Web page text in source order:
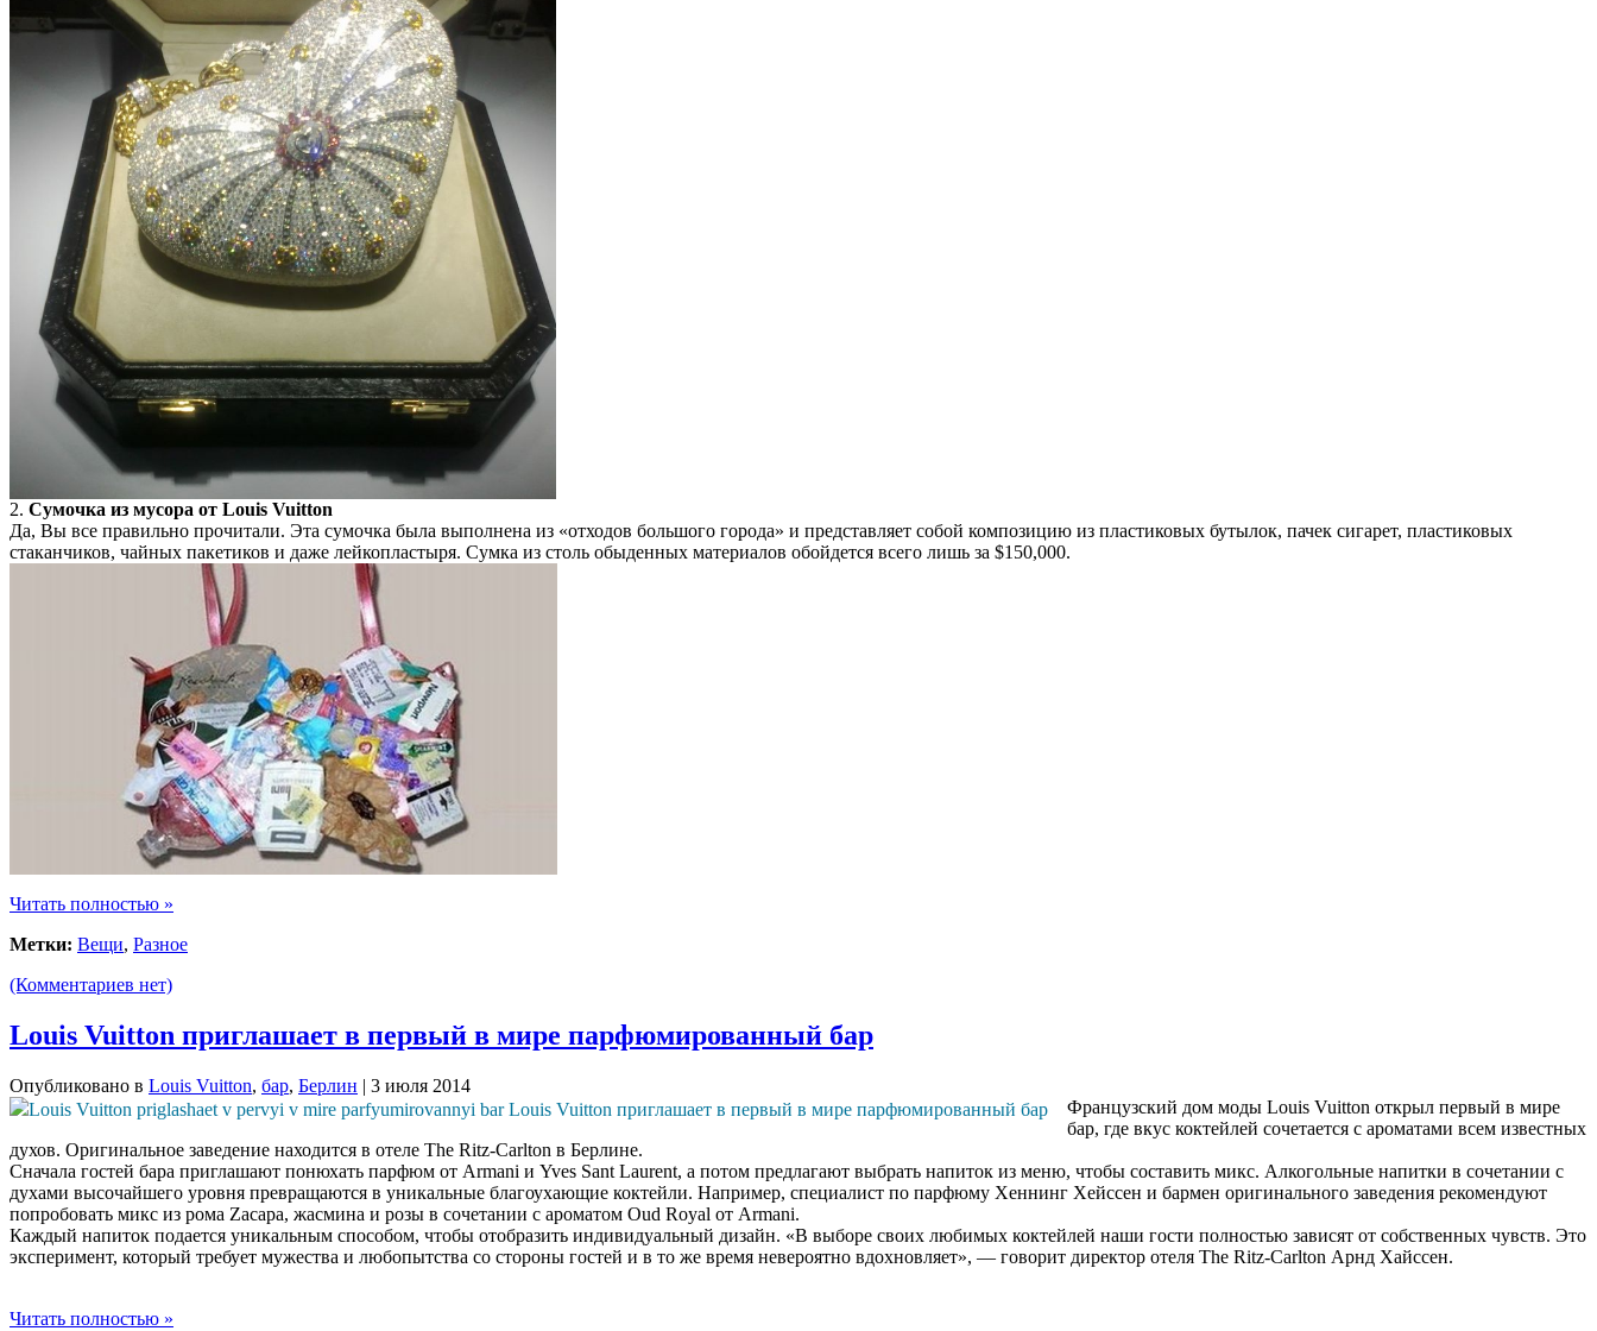
2. Сумочка из мусора от Louis Vuitton
Да, Вы все правильно прочитали. Эта сумочка была выполнена из «отходов большого города» и представляет собой композицию из пластиковых бутылок, пачек сигарет, пластиковых
стаканчиков, чайных пакетиков и даже лейкопластыря. Сумка из столь обыденных материалов обойдется всего лишь за $150,000.
Читать полностью »
Метки: Вещи, Разное
(Комментариев нет)
Louis Vuitton приглашает в первый в мире парфюмированный бар
Опубликовано в Louis Vuitton, бар, Берлин | 3 июля 2014
Французский дом моды Louis Vuitton открыл первый в мире
бар, где вкус коктейлей сочетается с ароматами всем известных
духов. Оригинальное заведение находится в отеле The Ritz-Carlton в Берлине.
Сначала гостей бара приглашают понюхать парфюм от Armani и Yves Sant Laurent, а потом предлагают выбрать напиток из меню, чтобы составить микс. Алкогольные напитки в сочетании с
духами высочайшего уровня превращаются в уникальные благоухающие коктейли. Например, специалист по парфюму Хеннинг Хейссен и бармен оригинального заведения рекомендуют
попробовать микс из рома Zacapa, жасмина и розы в сочетании с ароматом Oud Royal от Armani.
Каждый напиток подается уникальным способом, чтобы отобразить индивидуальный дизайн. «В выборе своих любимых коктейлей наши гости полностью зависят от собственных чувств. Это
эксперимент, который требует мужества и любопытства со стороны гостей и в то же время невероятно вдохновляет», — говорит директор отеля The Ritz-Carlton Арнд Хайссен.
Читать полностью »